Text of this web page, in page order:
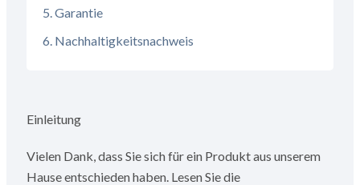
Garantie
Nachhaltigkeitsnachweis
Einleitung
Vielen Dank, dass Sie sich für ein Produkt aus unserem
Hause entschieden haben. Lesen Sie die